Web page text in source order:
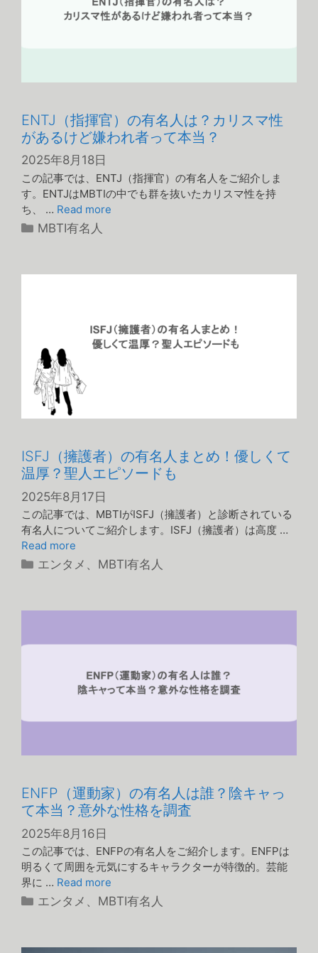
ENTJ（指揮官）の有名人は？カリスマ性
があるけど嫌われ者って本当？
2025年8月18日
この記事では、ENTJ（指揮官）の有名人をご紹介しま
す。ENTJはMBTIの中でも群を抜いたカリスマ性を持
ち、 … Read more
カ
リ
MBTI有名人
ISFJ（擁護者）の有名人まとめ！優しくて
温厚？聖人エピソードも
2025年8月17日
この記事では、MBTIがISFJ（擁護者）と診断されている
有名人についてご紹介します。ISFJ（擁護者）は高度 …
Read more
カ
リ
エンタメ 、 MBTI有名人
ENFP（運動家）の有名人は誰？陰キャっ
て本当？意外な性格を調査
2025年8月16日
この記事では、ENFPの有名人をご紹介します。ENFPは
明るくて周囲を元気にするキャラクターが特徴的。芸能
界に … Read more
カ
エンタメ 、 MBTI有名人